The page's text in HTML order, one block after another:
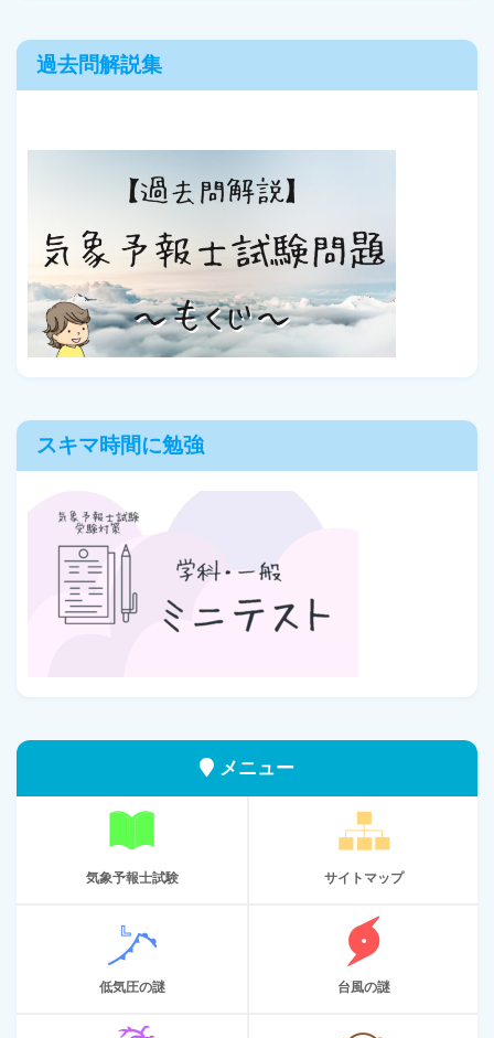
過去問解説集
スキマ時間に勉強
メニュー
気象予報士試験 サイトマップ
低気圧の謎 台風の謎